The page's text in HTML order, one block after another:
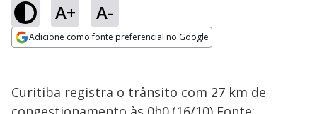
A+ A-
Adicione como fonte preferencial no Google
Curitiba registra o trânsito com 27 km de